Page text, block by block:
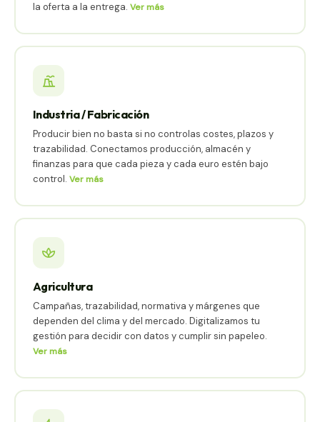
la oferta a la entrega. Ver más
Industria / Fabricación
Producir bien no basta si no controlas costes, plazos y
trazabilidad. Conectamos producción, almacén y
finanzas para que cada pieza y cada euro estén bajo
control. Ver más
Agricultura
Campañas, trazabilidad, normativa y márgenes que
dependen del clima y del mercado. Digitalizamos tu
gestión para decidir con datos y cumplir sin papeleo.
Ver más